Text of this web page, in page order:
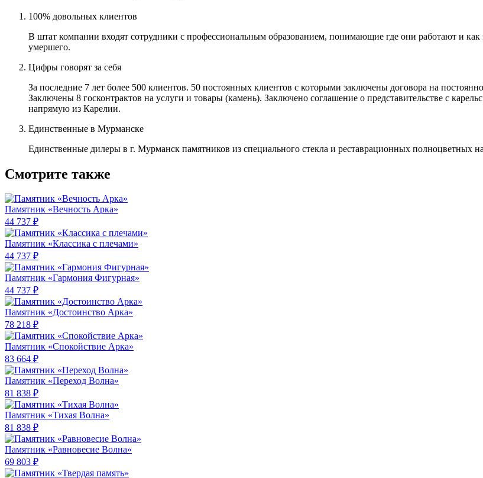
100% довольных клиентов
В штат компании входят сотрудники с профессиональным образованием, понимающие где они работают и
умершего.
Цифры говорят за себя
За последние 7 лет более 500 клиентов. 50 постоянных клиентов с которыми заключены договора на
Заключены 8 госконтрактов на услуги и товары (камень). Заключено соглашение о представительстве с
напрямую из Карелии.
Единственные в Мурманске
Единственные дилеры в г. Мурманск памятников из специального стекла и реставрационных полноцветных
Смотрите также
Памятник «Вечность Арка»
44 737 ₽
Памятник «Классика c плечами»
44 737 ₽
Памятник «Гармония Фигурная»
44 737 ₽
Памятник «Достоинство Арка»
78 218 ₽
Памятник «Спокойствие Арка»
83 664 ₽
Памятник «Переход Волна»
81 838 ₽
Памятник «Тихая Волна»
81 838 ₽
Памятник «Равновесие Волна»
69 803 ₽